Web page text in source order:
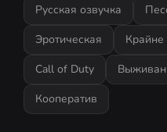
Русская озвучка
Эротическая
Call of Duty
Кооператив